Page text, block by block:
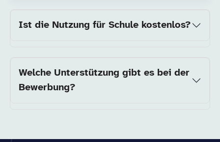
Ist die Nutzung für Schule kostenlos?
Welche Unterstützung gibt es bei der
Bewerbung?